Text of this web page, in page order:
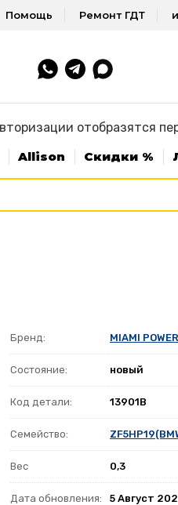
Помощь Ремонт ГДТ
отобразятся
Allison Скидки %
Бренд: MIAMI
Состояние: новый
Код детали: 13901B
Семейство:
Вес 0,3
Дата обновления: 5 Август